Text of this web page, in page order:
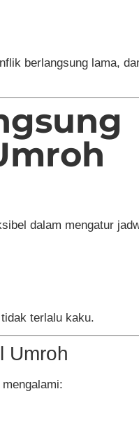
berlangsung lama,
dalam mengatur
terlalu kaku.
Umroh